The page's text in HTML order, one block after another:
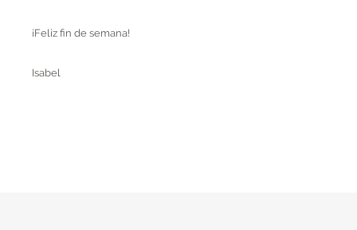
¡Feliz fin de semana!
Isabel